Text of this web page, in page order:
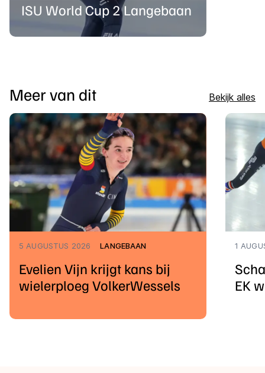
ISU World Cup 2 Langebaan
Meer van dit Bekijk alles
5 AUGUSTUS 2026 LANGEBAAN
Evelien Vijn krijgt kans bij
wielerploeg VolkerWessels
1
EK